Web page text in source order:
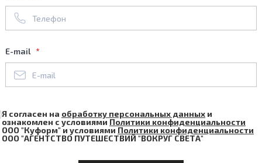
E-mail
Я согласен на обработку персональных данныхи
ознакомлен с условиями Политики конфиденциальности
ООО "Куформ" и условиями Политики конфиденциальности
ООО "АГЕНТСТВО ПУТЕШЕСТВИЙ "ВОКРУГ СВЕТА"